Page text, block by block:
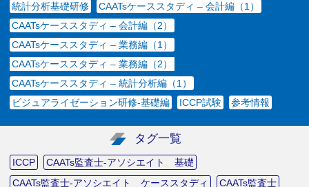
統計分析基礎研修
CAATsケーススタディ – 会計編（1）
CAATsケーススタディ – 会計編（2）
CAATsケーススタディ – 業務編（1）
CAATsケーススタディ – 業務編（2）
CAATsケーススタディ – 統計分析編（1）
ビジュアライゼーション研修-基礎編
ICCP試験 参考情報
タグ一覧
ICCP
CAATs監査士-アソシエイト 基礎
CAATs監査士-アソシエイト ケーススタディ
CAATs監査士